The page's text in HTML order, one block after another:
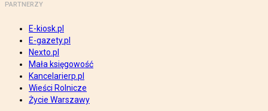
PARTNERZY
E-kiosk.pl
E-gazety.pl
Nexto.pl
Mała księgowość
Kancelarierp.pl
Wieści Rolnicze
Życie Warszawy